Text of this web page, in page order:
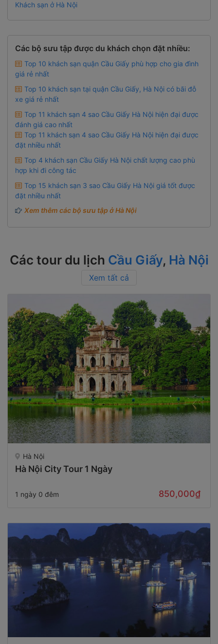
Khách sạn ở Hà Nội
Các bộ sưu tập được du khách chọn đặt nhiều:
Top 10 khách sạn quận Cầu Giấy phù hợp cho gia đình
giá rẻ nhất
Top 10 khách sạn tại quận Cầu Giấy, Hà Nội có bãi đỗ
xe giá rẻ nhất
Top 11 khách sạn 4 sao Cầu Giấy Hà Nội hiện đại được
đánh giá cao nhất
Top 11 khách sạn 4 sao Cầu Giấy Hà Nội hiện đại được
đặt nhiều nhất
Top 4 khách sạn Cầu Giấy Hà Nội chất lượng cao phù
hợp khi đi công tác
Top 15 khách sạn 3 sao Cầu Giấy Hà Nội giá tốt được
đặt nhiều nhất
Xem thêm các bộ sưu tập ở Hà Nội
Các tour du lịch Cầu Giấy, Hà Nội
Xem tất cả
Hà Nội
Hà Nội City Tour 1 Ngày
1 ngày 0 đêm 850,000₫